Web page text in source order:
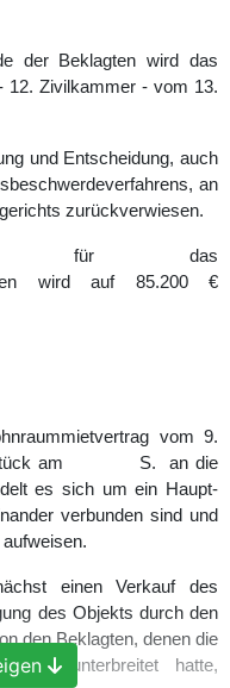
der Beklagten wird das
12. Zivilkammer - vom 13.
und Entscheidung, auch
an
zurückverwiesen.
für das
wird auf 85.200 €
vom 9.
am S. an die
es sich um ein Haupt-
verbunden sind und
einen Verkauf des
des Objekts durch den
den Beklagten, denen die
unterbreitet hatte,